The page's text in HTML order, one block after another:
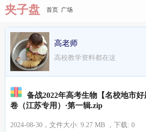
夹子盘 首页 广场
高老师
高校教学资料都在这
备战2022年高考生物【名校地市
卷（江苏专用）·第一辑.zip
2024-08-30，文件大小: 9.27 MB ，下载: 0